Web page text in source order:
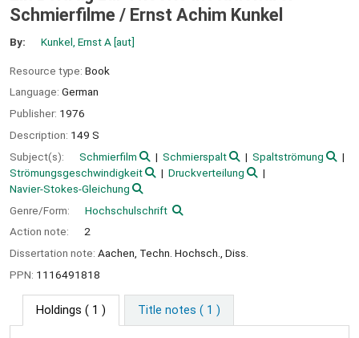
Schmierfilme / Ernst Achim Kunkel
By: Kunkel, Ernst A [aut]
Resource type: Book
Language: German
Publisher: 1976
Description: 149 S
Subject(s):
Schmierfilm Schmierspalt
Spaltströmung
Strömungsgeschwindigkeit
Druckverteilung
Navier-Stokes-Gleichung
Genre/Form:
Hochschulschrift
Action note:
2
Dissertation note: Aachen, Techn. Hochsch., Diss.
PPN: 1116491818
Holdings ( 1 ) Title notes ( 1 )